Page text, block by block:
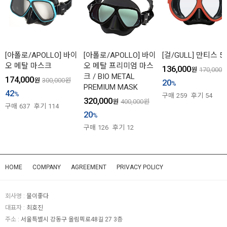
[아폴로/APOLLO] 바이
오 메탈 마스크
174,000원 300,000원
42%
구매 637 후기 114
[아폴로/APOLLO] 바이
오 메탈 프리미엄 마스
크 / BIO METAL
PREMIUM MASK
320,000원 400,000원
20%
구매 126 후기 12
[걸/GULL] 만티스 5
136,000원 170,000
20%
구매 259 후기 54
HOME COMPANY AGREEMENT PRIVACY POLICY
회사명 : 물이좋다
대표자 : 최호진
주소 : 서울특별시 강동구 올림픽로48길 27 3층